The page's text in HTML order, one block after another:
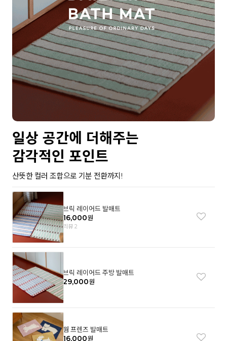
일상 공간에 더해주는
감각적인 포인트
산뜻한 컬러 조합으로 기분 전환까지!
브릭 레이어드 발매트
16,000원
리뷰 2
브릭 레이어드 주방 발매트
29,000원
웜 프렌즈 발매트
16,000원